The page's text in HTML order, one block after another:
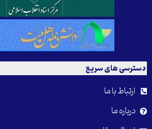
دسترسی های سریع
ارتباط با ما
درباره ما